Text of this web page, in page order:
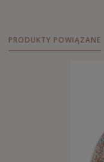
PRODUKTY POWIĄZANE